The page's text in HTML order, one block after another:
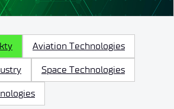
Aviation Technologies
Space Technologies